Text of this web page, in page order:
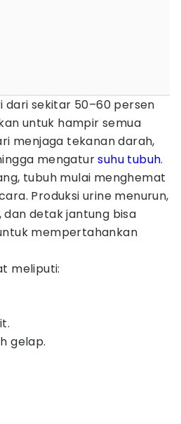
dari sekitar 50–60 persen
untuk hampir semua
menjaga tekanan darah,
mengatursuhu tubuh.
tubuh mulai menghemat
Produksi urine menurun,
dan detak jantung bisa
mempertahankan
meliputi:
gelap.